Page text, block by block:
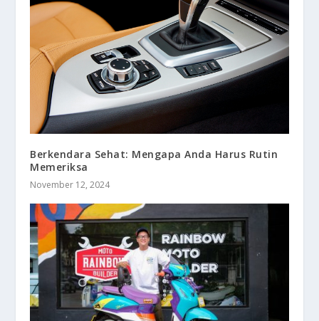
Berkendara Sehat: Mengapa Anda Harus Rutin
Memeriksa
November 12, 2024